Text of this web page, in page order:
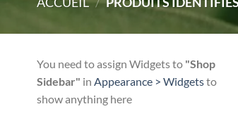
You need to assign Widgets to "Shop
Sidebar" in Appearance > Widgetsto
show anything here